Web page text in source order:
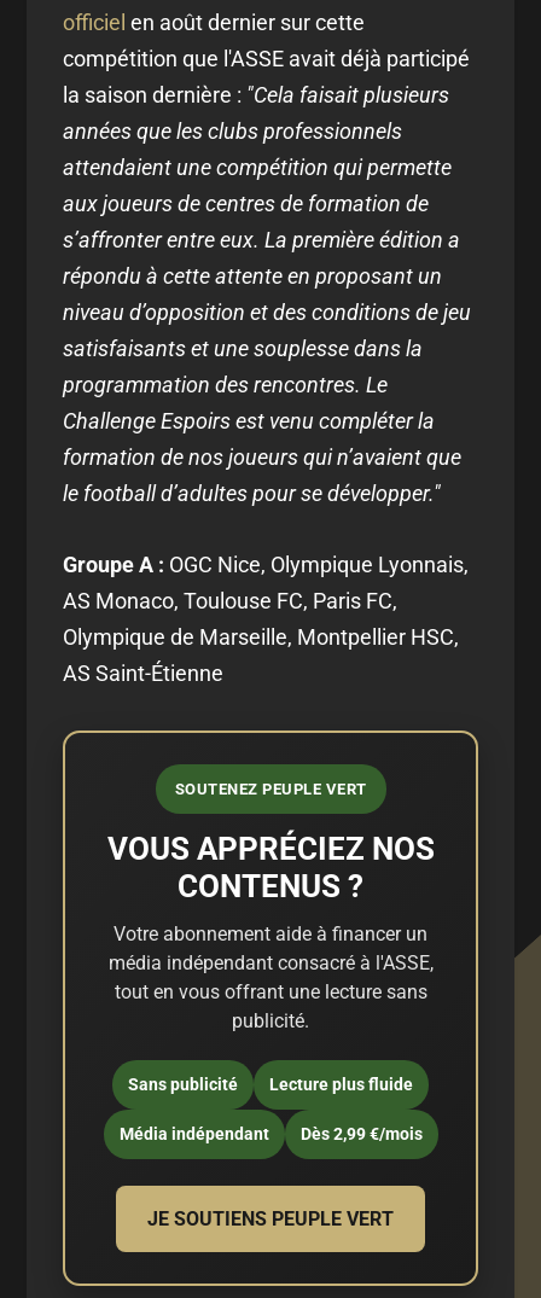
officiel en août dernier sur cette
compétition que l'ASSE avait déjà participé
la saison dernière : "Cela faisait plusieurs
années que les clubs professionnels
attendaient une compétition qui permette
aux joueurs de centres de formation de
s’affronter entre eux. La première édition a
répondu à cette attente en proposant un
niveau d’opposition et des conditions de jeu
satisfaisants et une souplesse dans la
programmation des rencontres. Le
Challenge Espoirs est venu compléter la
formation de nos joueurs qui n’avaient que
le football d’adultes pour se développer."
Groupe A : OGC Nice, Olympique Lyonnais,
AS Monaco, Toulouse FC, Paris FC,
Olympique de Marseille, Montpellier HSC,
AS Saint-Étienne
SOUTENEZ PEUPLE VERT
VOUS APPRÉCIEZ NOS
CONTENUS ?
Votre abonnement aide à financer un
média indépendant consacré à l'ASSE,
tout en vous offrant une lecture sans
publicité.
Sans publicité Lecture plus fluide
Média indépendant Dès 2,99 €/mois
JE SOUTIENS PEUPLE VERT